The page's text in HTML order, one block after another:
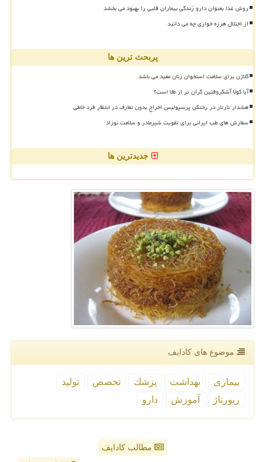
روش غذا بعنوان دارو زندگی بیماران قلبی را بهبود می بخشد
از اختلال هرزه خواری چه می دانید
پربحث ترین ها
کلاژن برای سلامت استخوان زنان مفید می باشد
آیا کولا آشکروفتین گران تر از طلا است؟
هشدار تارتار در رختکن پرسپولیس اخراج بدون تعارف در انتظار فرد خاطی
سفارش های طب ایرانی برای تقویت شیرمادر و سلامت نوزاد
جدیدترین ها
موضوع های كادایف
بیماری بهداشت پزشك تخصص
تولید
رپورتاژ
آموزش دارو
مطالب کادایف